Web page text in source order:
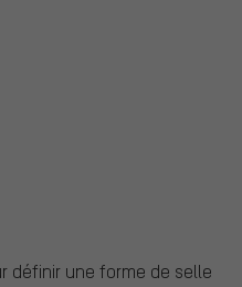
définir une forme de selle